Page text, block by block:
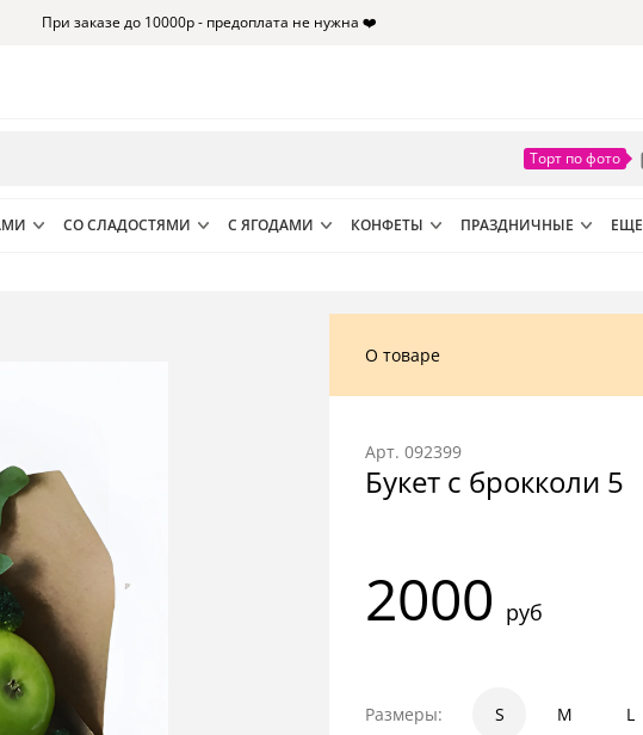
При заказе до 10000р - предоплата не нужна ❤️
СО СЛАДОСТЯМИ С ЯГОДАМИ КОНФЕТЫ ПРАЗДНИЧНЫЕ ЕЩЕ
О товаре
Арт. 092399
Букет с брокколи 5
2000 руб
Размеры: S
1 M
1.5 L
2